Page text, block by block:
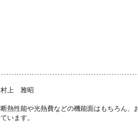
村上 雅昭
断熱性能や光熱費などの機能面はもちろん
ています。